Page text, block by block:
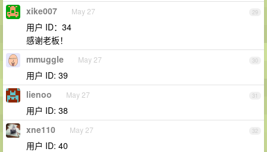
29
xike007 May 27
用户 ID：34
感谢老板！
30
mmuggle May 27
用户 ID: 39
31
lienoo May 27
用户 ID: 38
32
xne110 May 27
用户 ID: 40